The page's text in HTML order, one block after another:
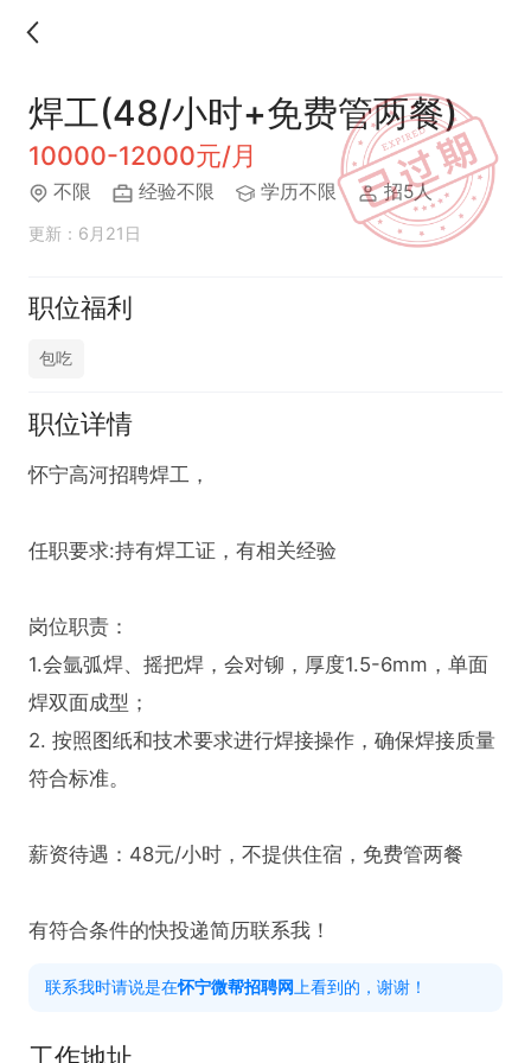
焊工(48/小时+免费管两餐)
10000-12000元/月
不限 经验不限 学历不限 招5人
更新：6月21日
职位福利
包吃
职位详情
怀宁高河招聘焊工，
任职要求:持有焊工证，有相关经验
岗位职责：
1.会氩弧焊、摇把焊，会对铆，厚度1.5-6mm，单面
焊双面成型；
2. 按照图纸和技术要求进行焊接操作，确保焊接质量
符合标准。
薪资待遇：48元/小时，不提供住宿，免费管两餐
有符合条件的快投递简历联系我！
联系我时请说是在怀宁微帮招聘网 上看到的，谢谢！
工作地址